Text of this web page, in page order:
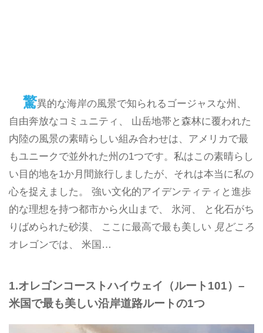
驚異的な海岸の風景で知られるゴージャスな州、
自由奔放なコミュニティ、 山岳地帯と森林に覆われた
内陸の風景の素晴らしい組み合わせは、アメリカで最
もユニークで並外れた州の1つです。私はこの素晴らし
い目的地を1か月間旅行しましたが、それは本当に私の
心を捉えました。 強い文化的アイデンティティと進歩
的な理想を持つ都市から火山まで、 氷河、 と化石がち
りばめられた砂漠、 ここに最高で最も美しい 見どころ
オレゴンでは、 米国…
1.オレゴンコーストハイウェイ（ルート101）–
米国で最も美しい沿岸道路ルートの1つ